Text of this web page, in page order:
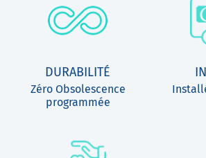
DURABILITÉ
Zéro Obsolescence
programmée